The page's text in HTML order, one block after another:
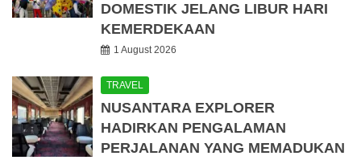
DOMESTIK JELANG LIBUR HARI
KEMERDEKAAN
1 August 2026
TRAVEL
NUSANTARA EXPLORER
HADIRKAN PENGALAMAN
PERJALANAN YANG MEMADUKAN